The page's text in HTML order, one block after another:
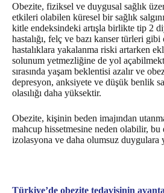
Obezite, fiziksel ve duygusal sağlık
etkileri olabilen küresel bir sağlık
kitle endeksindeki artışla birlikte tip 2
hastalığı, felç ve bazı kanser türleri gibi
hastalıklara yakalanma riski artarken
solunum yetmezliğine de yol
sırasında yaşam beklentisi azalır ve
depresyon, anksiyete ve düşük benlik
olasılığı daha yüksektir.
Obezite, kişinin beden imajından
mahcup hissetmesine neden olabilir, bu
izolasyona ve daha olumsuz duygulara
Türkiye’de obezite tedavisinin